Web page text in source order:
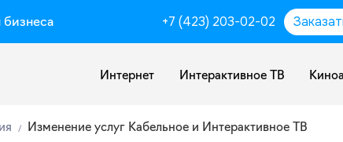
бизнеса +7 (423) 203-02-02
Интернет Интерактивное ТВ
Изменение услуг Кабельное и Интерактивное ТВ